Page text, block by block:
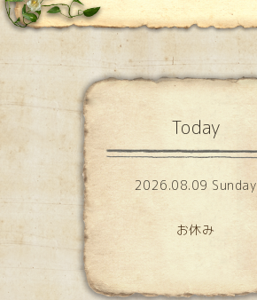
Today
2026.08.09 Sunday
お休み